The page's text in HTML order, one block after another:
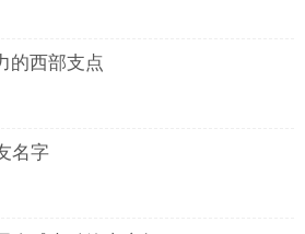
的西部支点
名字